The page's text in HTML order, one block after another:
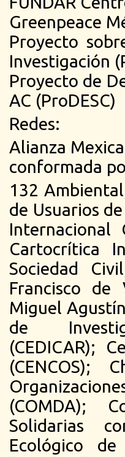
Greenpeace
Proyecto
Investigación
Proyecto de
AC (ProDESC)
Redes:
Alianza
conformada
132
de Usuarios
Internacional
Cartocrítica
Sociedad
Francisco de
Miguel
de
(CEDICAR);
(CENCOS);
(COMDA);
Solidarias
Ecológico